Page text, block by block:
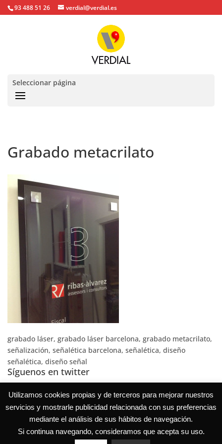
93 488 51 26 verdial@verdial.es
Seleccionar página
Grabado metacrilato
grabado láser, grabado láser barcelona, grabado metacrilato,
señalización, señalética barcelona, señalética, diseño
señalética, diseño señal
Síguenos en twitter
Utilizamos cookies propias y de terceros para mejorar nuestros
servicios y mostrarle publicidad relacionada con sus preferencias
mediante el análisis de sus hábitos de navegación.
Si continua navegando, consideramos que acepta su uso.